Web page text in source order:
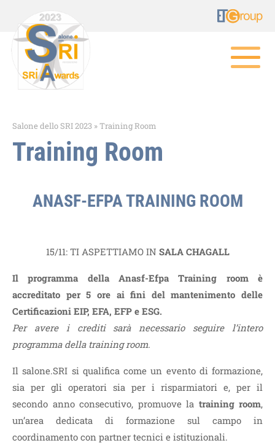
Salone dello SRI 2023 »Training Room
Training Room
ANASF-EFPA TRAINING ROOM
15/11: TI ASPETTIAMO IN SALA CHAGALL
Il programma della Anasf-Efpa Training room è
accreditato per 5 ore ai fini del mantenimento delle
Certificazioni EIP, EFA, EFP e ESG.
Per avere i crediti sarà necessario seguire l’intero
programma della training room.
Il salone.SRI si qualifica come un evento di formazione,
sia per gli operatori sia per i risparmiatori e, per il
secondo anno consecutivo, promuove la training room,
un’area dedicata di formazione sul campo in
coordinamento con partner tecnici e istituzionali.